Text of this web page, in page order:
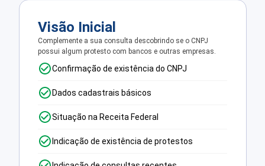
Visão Inicial
Complemente a sua consulta descobrindo se o CNPJ
possui algum protesto com bancos e outras empresas.
Confirmação de existência do CNPJ
Dados cadastrais básicos
Situação na Receita Federal
Indicação de existência de protestos